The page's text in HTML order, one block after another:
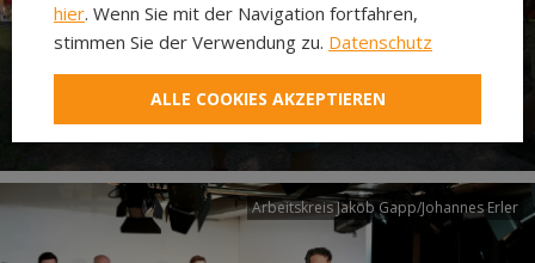
Neuer Pilgerweg Via
Laudato si’
Arbeitskreis Jakob Gapp/Johannes Erler
hier. Wenn Sie mit der Navigation fortfahren,
stimmen Sie der Verwendung zu. Datenschutz
ALLE COOKIES AKZEPTIEREN